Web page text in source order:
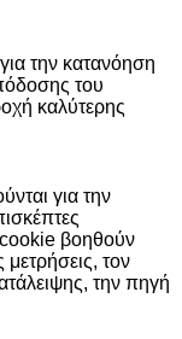
την κατανόηση
του
καλύτερης
για την
cookie βοηθούν
τον
την πηγή